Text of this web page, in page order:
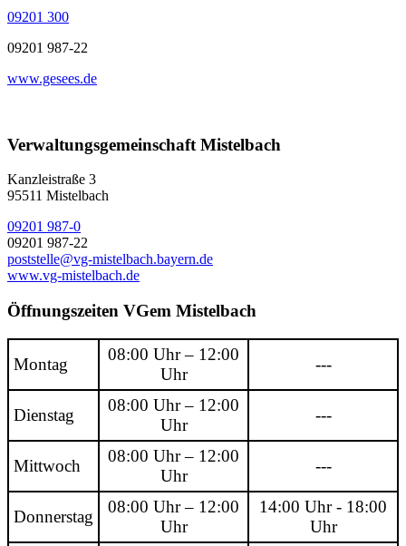
09201 300
09201 987-22
www.gesees.de
Verwaltungsgemeinschaft Mistelbach
Kanzleistraße 3
95511 Mistelbach
09201 987-0
09201 987-22
poststelle@vg-mistelbach.bayern.de
www.vg-mistelbach.de
Öffnungszeiten VGem Mistelbach
Montag
08:00 Uhr – 12:00
Uhr
---
Dienstag
08:00 Uhr – 12:00
Uhr
---
Mittwoch
08:00 Uhr – 12:00
Uhr
---
Donnerstag
08:00 Uhr – 12:00
Uhr
14:00 Uhr - 18:00
Uhr